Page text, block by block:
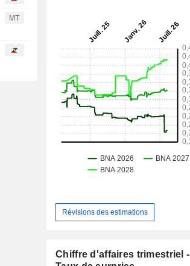
MT
Révisions des estimations
Chiffre d'affaires trimestriel -